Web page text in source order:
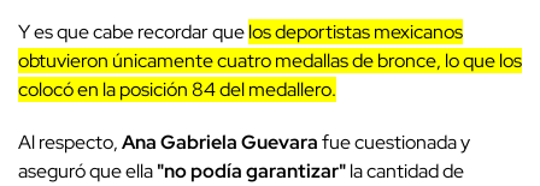
Y es que cabe recordar quelos deportistas mexicanos
obtuvieron únicamente cuatro medallas de bronce, lo que los
colocó en la posición 84 del medallero.
Al respecto,Ana Gabriela Guevarafue cuestionada y
aseguró que ella"no podía garantizar"la cantidad de